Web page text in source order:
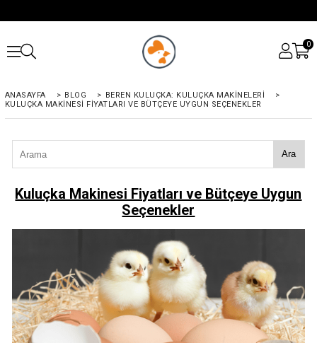
0
ANASAYFA > BLOG > BEREN KULUÇKA: KULUÇKA MAKINELERI
>
KULUÇKA MAKINESI FIYATLARI VE BÜTÇEYE UYGUN SEÇENEKLER
Ara
Kuluçka Makinesi Fiyatları ve Bütçeye Uygun
Seçenekler